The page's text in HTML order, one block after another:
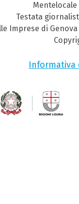
Testata
Imprese di Genova
Informativa